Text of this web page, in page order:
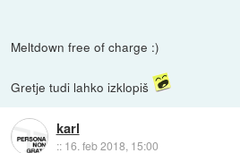
Meltdown free of charge :)
Gretje tudi lahko izklopiš
karl
:: 16. feb 2018, 15:00